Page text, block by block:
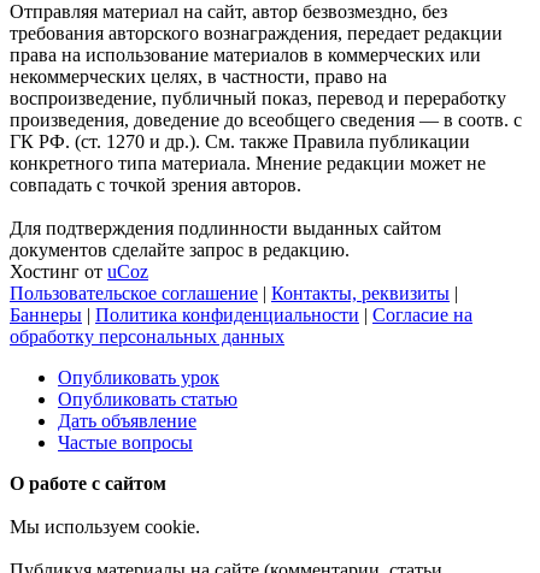
Отправляя материал на сайт, автор безвозмездно, без
требования авторского вознаграждения, передает редакции
права на использование материалов в коммерческих или
некоммерческих целях, в частности, право на
воспроизведение, публичный показ, перевод и переработку
произведения, доведение до всеобщего сведения — в соотв. с
ГК РФ. (ст. 1270 и др.). См. также Правила публикации
конкретного типа материала. Мнение редакции может не
совпадать с точкой зрения авторов.
Для подтверждения подлинности выданных сайтом
документов сделайте запрос в редакцию.
Хостинг от uCoz
Пользовательское соглашение | Контакты, реквизиты |
Баннеры | Политика конфиденциальности | Согласие на
обработку персональных данных
Опубликовать урок
Опубликовать статью
Дать объявление
Частые вопросы
О работе с сайтом
Мы используем cookie.